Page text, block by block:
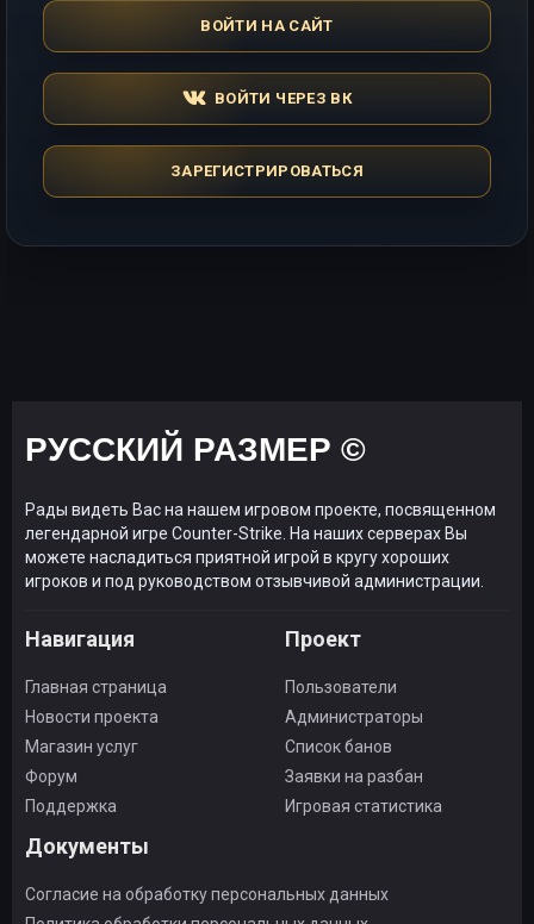
ВОЙТИ НА САЙТ
ВОЙТИ ЧЕРЕЗ ВК
ЗАРЕГИСТРИРОВАТЬСЯ
РУССКИЙ РАЗМЕР ©
Рады видеть Вас на нашем игровом проекте, посвященном
легендарной игре Counter-Strike. На наших серверах Вы
можете насладиться приятной игрой в кругу хороших
игроков и под руководством отзывчивой администрации.
Навигация
Главная страница
Новости проекта
Магазин услуг
Форум
Поддержка
Проект
Пользователи
Администраторы
Список банов
Заявки на разбан
Игровая статистика
Документы
Согласие на обработку персональных данных